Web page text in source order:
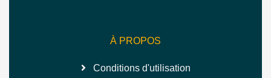
À PROPOS
Conditions d'utilisation